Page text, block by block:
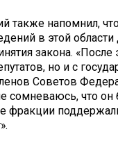
также напомнил,
в этой области
закона. «После
но и с
Советов
сомневаюсь, что он
фракции